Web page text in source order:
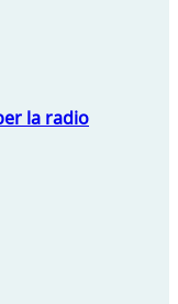
la radio